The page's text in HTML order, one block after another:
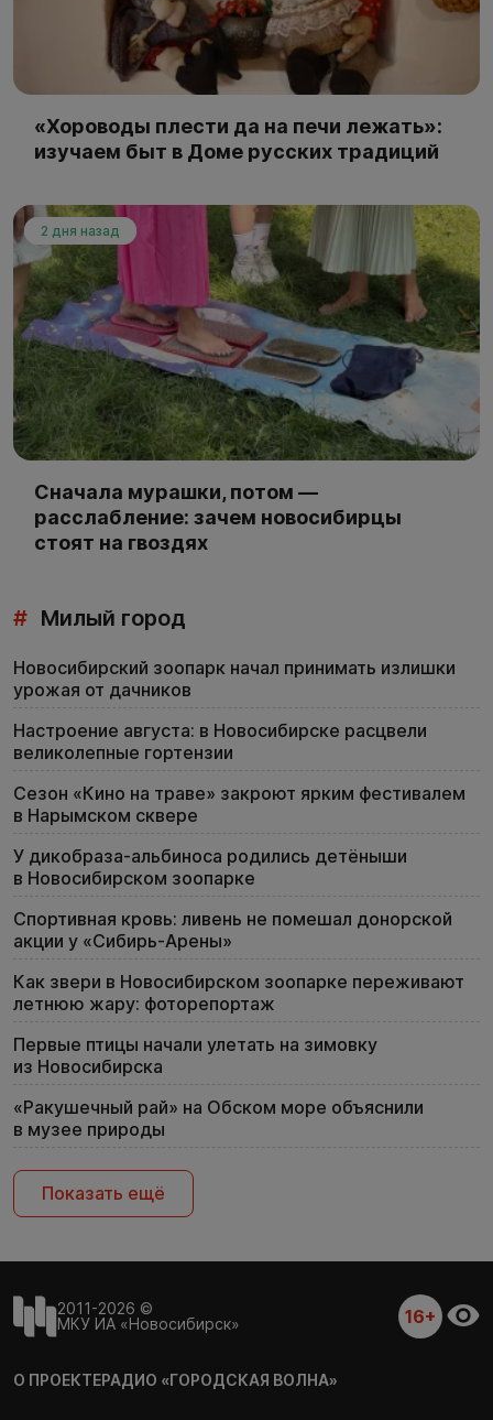
«Хороводы плести да на печи лежать»:
изучаем быт в Доме русских традиций
2 дня назад
Сначала мурашки, потом —
расслабление: зачем новосибирцы
стоят на гвоздях
# Милый город
Новосибирский зоопарк начал принимать излишки
урожая от дачников
Настроение августа: в Новосибирске расцвели
великолепные гортензии
Сезон «Кино на траве» закроют ярким фестивалем
в Нарымском сквере
У дикобраза-альбиноса родились детёныши
в Новосибирском зоопарке
Спортивная кровь: ливень не помешал донорской
акции у «Сибирь-Арены»
Как звери в Новосибирском зоопарке переживают
летнюю жару: фоторепортаж
Первые птицы начали улетать на зимовку
из Новосибирска
«Ракушечный рай» на Обском море объяснили
в музее природы
Показать ещё
2011-2026 ©
МКУ ИА «Новосибирск»
16+
О ПРОЕКТЕРАДИО «ГОРОДСКАЯ ВОЛНА»